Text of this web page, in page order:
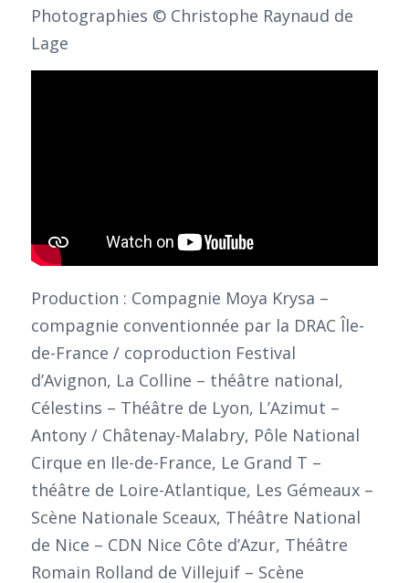
Photographies © Christophe Raynaud de
Lage
Production : Compagnie Moya Krysa –
compagnie conventionnée par la DRAC Île-
de-France / coproduction Festival
d’Avignon, La Colline – théâtre national,
Célestins – Théâtre de Lyon, L’Azimut –
Antony / Châtenay-Malabry, Pôle National
Cirque en Ile-de-France, Le Grand T –
théâtre de Loire-Atlantique, Les Gémeaux –
Scène Nationale Sceaux, Théâtre National
de Nice – CDN Nice Côte d’Azur, Théâtre
Romain Rolland de Villejuif – Scène